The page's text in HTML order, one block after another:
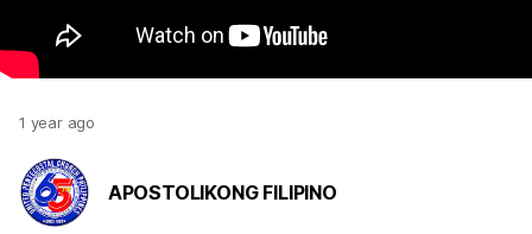
1 year ago
APOSTOLIKONG FILIPINO